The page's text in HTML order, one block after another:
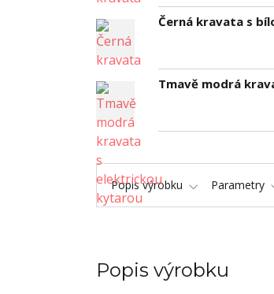
Černá kravata s
Tmavě modrá
Popis výrobku Parametry
Popis výrobku